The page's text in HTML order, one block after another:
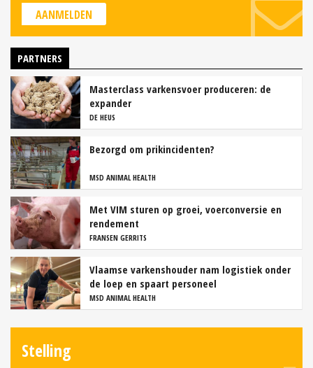
AANMELDEN
PARTNERS
Masterclass varkensvoer produceren: de
expander
DE HEUS
Bezorgd om prikincidenten?
MSD ANIMAL HEALTH
Met VIM sturen op groei, voerconversie en
rendement
FRANSEN GERRITS
Vlaamse varkenshouder nam logistiek onder
de loep en spaart personeel
MSD ANIMAL HEALTH
Stelling